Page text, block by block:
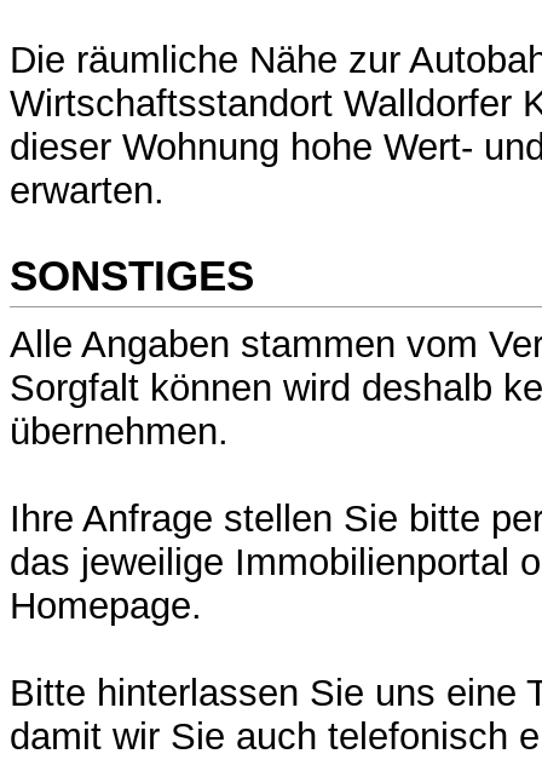
Die räumliche Nähe zur
Wirtschaftsstandort Walldorfer
dieser Wohnung hohe Wert-
erwarten.
SONSTIGES
Alle Angaben stammen vom
Sorgfalt können wird deshalb
übernehmen.
Ihre Anfrage stellen Sie bitte
das jeweilige Immobilienportal
Homepage.
Bitte hinterlassen Sie uns eine
damit wir Sie auch telefonisch